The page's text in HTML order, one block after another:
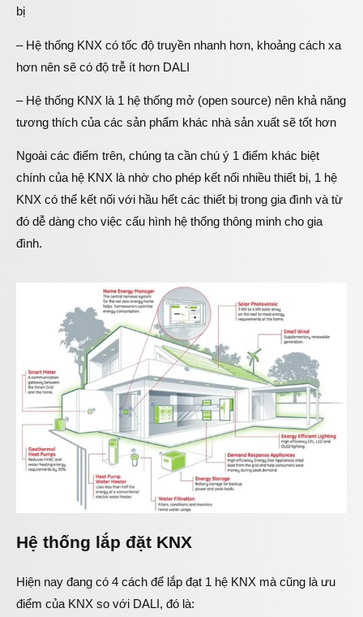
bị
– Hệ thống KNX có tốc độ truyền nhanh hơn, khoảng cách xa
hơn nên sẽ có độ trễ ít hơn DALI
– Hệ thống KNX là 1 hệ thống mở (open source) nên khả năng
tương thích của các sản phẩm khác nhà sản xuất sẽ tốt hơn
Ngoài các điểm trên, chúng ta cần chú ý 1 điểm khác biệt
chính của hệ KNX là nhờ cho phép kết nối nhiều thiết bị, 1 hệ
KNX có thể kết nối với hầu hết các thiết bị trong gia đình và từ
đó dễ dàng cho việc cấu hình hệ thống thông minh cho gia
đình.
Hệ thống lắp đặt KNX
Hiện nay đang có 4 cách để lắp đạt 1 hệ KNX mà cũng là ưu
điểm của KNX so với DALI, đó là: